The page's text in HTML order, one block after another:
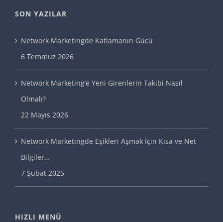
SON YAZILAR
Network Marketingde Katlamanın Gücü
6 Temmuz 2026
Network Marketing’e Yeni Girenlerin Takibi Nasıl
Olmalı?
22 Mayıs 2026
Network Marketingde Eşikleri Aşmak İçin Kısa ve Net
Bilgiler…
7 Şubat 2025
HIZLI MENÜ